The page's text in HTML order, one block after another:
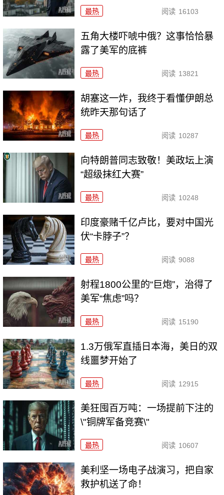
最热 阅读 16103
五角大楼吓唬中俄？这事恰恰暴
露了美军的底裤
最热 阅读 13821
胡塞这一炸，我终于看懂伊朗总
统昨天那句话了
最热 阅读 10287
向特朗普同志致敬！美政坛上演
“超级抹红大赛”
最热 阅读 10248
印度豪赌千亿卢比，要对中国光
伏“卡脖子”？
最热 阅读 9088
射程1800公里的“巨炮”，治得了
美军“焦虑”吗？
最热 阅读 15190
1.3万俄军直插日本海，美日的双
线噩梦开始了
最热 阅读 12915
美狂囤百万吨：一场提前下注的
\"铜牌军备竞赛\"
最热 阅读 10607
美利坚一场电子战演习，把自家
救护机送了命！